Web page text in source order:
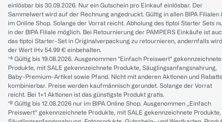
einlösbar bis 30.09.2026. Nur ein Gutschein pro Einkauf einlösbar. Der
Sammelwert wird auf der Rechnung angedruckt. Gültig in allen BIPA Filialen
im Online Shop. Solange der Vorrat reicht. Abholung des tiptoi Starter Sets
in der BIPA Filiale möglich. Bei Retournierung der PAMPERS Einkäufe ist
das tiptoi Starter-Set in Originalverpackung zu retournieren, andernfalls wird
der Wert iHv 54.99 € einbehalten.
*⁴ Gültig bis 19.08.2026. Ausgenommen "Einfach Preiswert" gekennzeichnete
Produkte, mit SALE gekennzeichnete Produkte, Säuglingsanfangsnahrung,
Baby-Premium-Artikel sowie Pfand. Nicht mit anderen Aktionen und
kombinierbar. Preise werden kaufmännisch gerundet. Solange der Vorrat
reicht. Bei 1+1 Aktionen ist das günstigste Produkt gratis.
*⁸ Gültig bis 12.08.2026 nur im BIPA Online Shop. Ausgenommen „Einfach
Preiswert“ gekennzeichnete Produkte, mit SALE gekennzeichnete Produkte,